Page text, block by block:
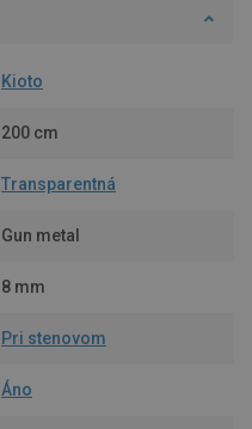
Kioto
200 cm
Transparentná
Gun metal
8 mm
Pri stenovom
Áno